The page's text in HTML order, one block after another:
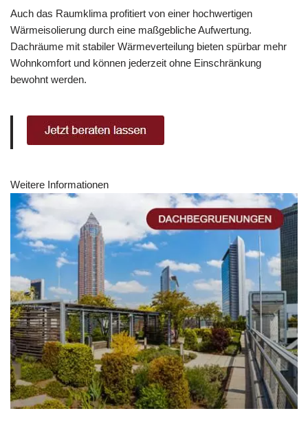
Auch das Raumklima profitiert von einer hochwertigen
Wärmeisolierung durch eine maßgebliche Aufwertung.
Dachräume mit stabiler Wärmeverteilung bieten spürbar mehr
Wohnkomfort und können jederzeit ohne Einschränkung
bewohnt werden.
Weitere Informationen